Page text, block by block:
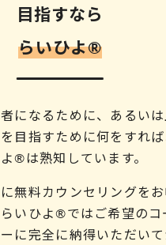
目指すなら
らいひよ®︎
になるために、あるい
目指すために何をすれ
®は熟知しています。
無料カウンセリングを
いひよ®ではご希望のコ
に完全に納得いただい